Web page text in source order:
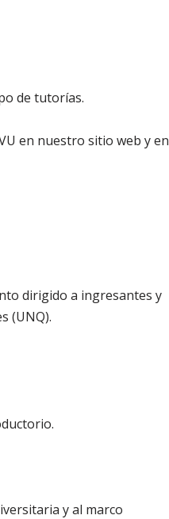
de tutorías.
en nuestro sitio web y en
dirigido a ingresantes y
(UNQ).
y al marco